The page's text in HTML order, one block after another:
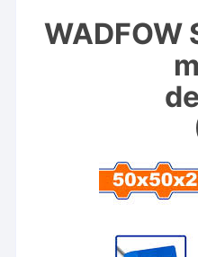
WADFOW